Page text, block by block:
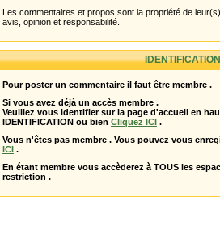
Les commentaires et propos sont la propriété de
avis, opinion et responsabilité.
IDENTIFICATION
Pour poster un commentaire il faut être membre .
Si vous avez déjà un accès membre .
Veuillez vous identifier sur la page d'accueil en
IDENTIFICATION ou bien Cliquez ICI .
Vous n'êtes pas membre . Vous pouvez vous
ICI .
En étant membre vous accèderez à TOUS les
restriction .